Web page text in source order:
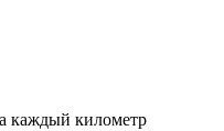
каждый километр